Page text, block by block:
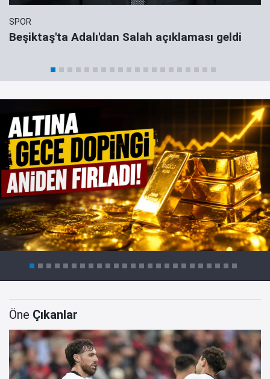
SPOR
Beşiktaş'ta Adalı'dan Salah açıklaması geldi
Öne Çıkanlar